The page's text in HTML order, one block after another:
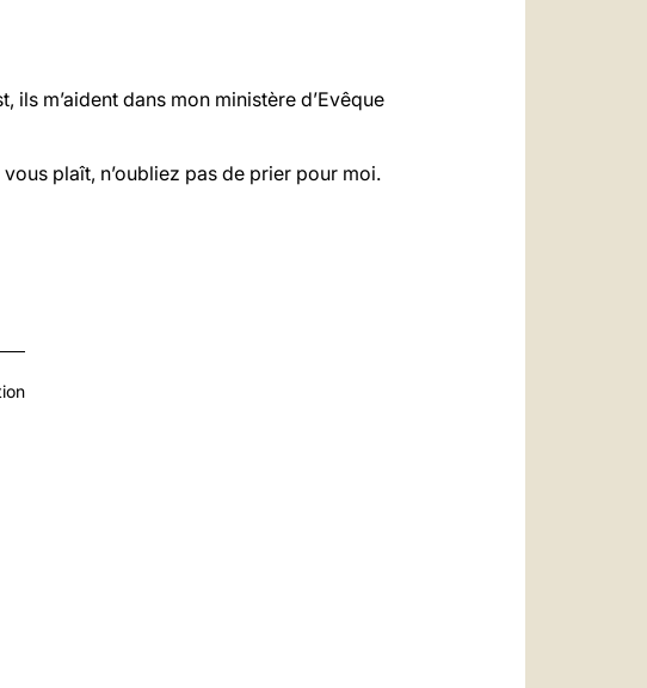
m’aident dans mon ministère d’Evêque
plaît, n’oubliez pas de prier pour moi.